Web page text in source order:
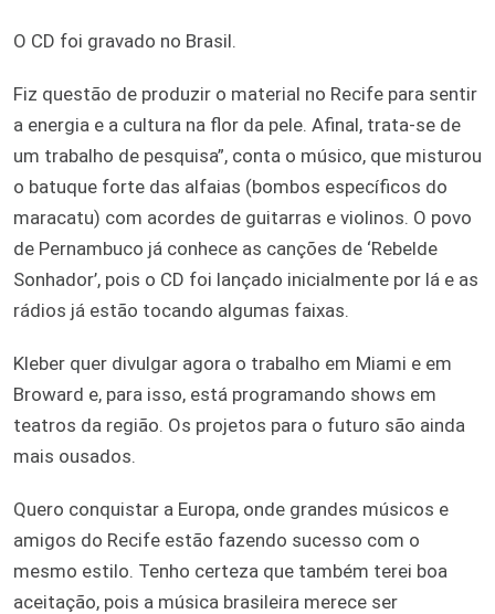
O CD foi gravado no Brasil.
Fiz questão de produzir o material no Recife para sentir
a energia e a cultura na flor da pele. Afinal, trata-se de
um trabalho de pesquisa”, conta o músico, que misturou
o batuque forte das alfaias (bombos específicos do
maracatu) com acordes de guitarras e violinos. O povo
de Pernambuco já conhece as canções de ‘Rebelde
Sonhador’, pois o CD foi lançado inicialmente por lá e as
rádios já estão tocando algumas faixas.
Kleber quer divulgar agora o trabalho em Miami e em
Broward e, para isso, está programando shows em
teatros da região. Os projetos para o futuro são ainda
mais ousados.
Quero conquistar a Europa, onde grandes músicos e
amigos do Recife estão fazendo sucesso com o
mesmo estilo. Tenho certeza que também terei boa
aceitação, pois a música brasileira merece ser